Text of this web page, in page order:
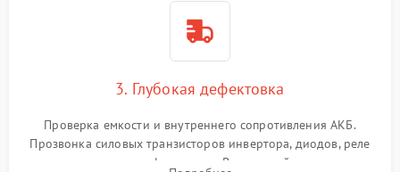
3. Глубокая дефектовка
Проверка емкости и внутреннего сопротивления АКБ.
Прозвонка силовых транзисторов инвертора, диодов, реле
переключения и трансформатора. Визуальный поиск вздутых